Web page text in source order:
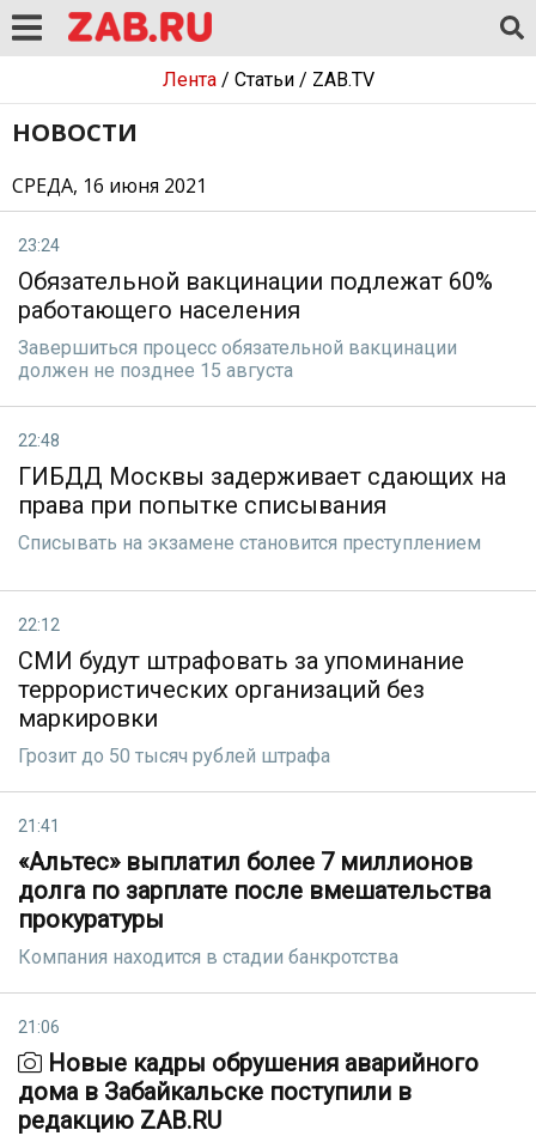
Лента/ Статьи/ ZAB.TV
НОВОСТИ
СРЕДА, 16 июня 2021
23:24
Обязательной вакцинации подлежат 60%
работающего населения
Завершиться процесс обязательной вакцинации
должен не позднее 15 августа
22:48
ГИБДД Москвы задерживает сдающих на
права при попытке списывания
Списывать на экзамене становится преступлением
22:12
СМИ будут штрафовать за упоминание
террористических организаций без
маркировки
Грозит до 50 тысяч рублей штрафа
21:41
«Альтес» выплатил более 7 миллионов
долга по зарплате после вмешательства
прокуратуры
Компания находится в стадии банкротства
21:06
Новые кадры обрушения аварийного
дома в Забайкальске поступили в
редакцию ZAB.RU